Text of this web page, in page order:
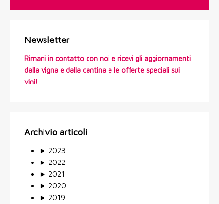
Newsletter
Rimani in contatto con noi e ricevi gli aggiornamenti
dalla vigna e dalla cantina e le offerte speciali sui
vini!
Archivio articoli
► 2023
► 2022
► 2021
► 2020
► 2019